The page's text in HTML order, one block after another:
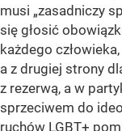
musi „zasadniczy
się głosić
każdego
a z drugiej strony
z rezerwą, a w
sprzeciwem do
ruchów LGBT+